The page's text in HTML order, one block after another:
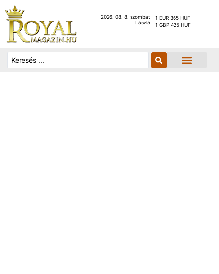
2026. 08. 8. szombat
László
1 EUR 365 HUF
1 GBP 425 HUF